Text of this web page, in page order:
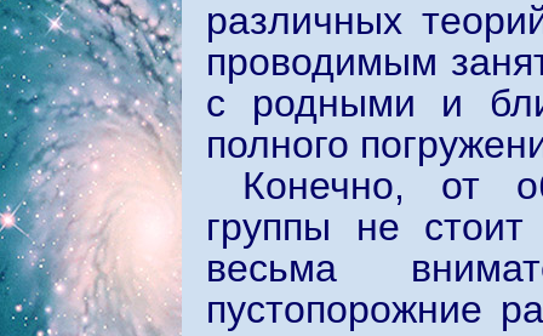
различных
проводимым
с родными и
полного
Конечно, от
группы не
весьма
пустопорожние